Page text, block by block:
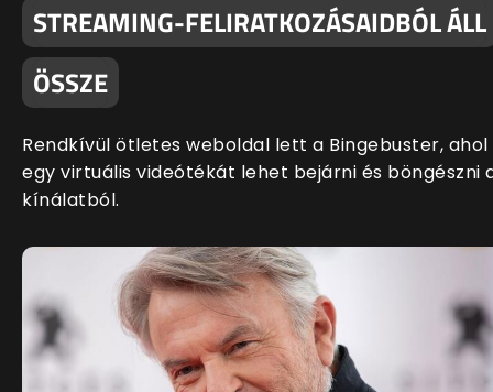
STREAMING-FELIRATKOZÁSAIDBÓL ÁLL
ÖSSZE
Rendkívül ötletes weboldal lett a Bingebuster, ahol
egy virtuális videótékát lehet bejárni és böngészni
kínálatból.